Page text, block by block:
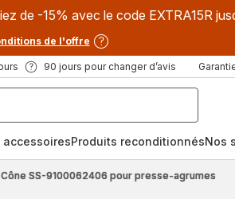
de -15% avec le code EXTRA15R
de l'offre
90 jours pour changer d’avis
accessoiresProduits reconditionnésNos
Cône SS-9100062406 pour presse-agrumes